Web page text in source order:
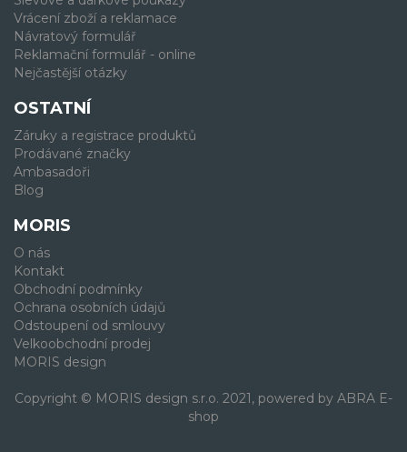
Vrácení zboží a reklamace
Návratový formulář
Reklamační formulář - online
Nejčastější otázky
OSTATNÍ
Záruky a registrace produktů
Prodávané značky
Ambasadoři
Blog
MORIS
O nás
Kontakt
Obchodní podmínky
Ochrana osobních údajů
Odstoupení od smlouvy
Velkoobchodní prodej
MORIS design
Copyright © MORIS design s.r.o. 2021, powered by ABRA E-
shop